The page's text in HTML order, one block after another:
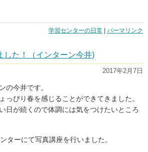
学習センターの日常 | 「長
タ
ー
井
く
パーマリンク
した！（インターン今井)
2017年2月7日
の今井です。
っぴり春を感じることができてきました。
日が続くので体調には気をつけたいところ
ターにて写真講座を行いました。